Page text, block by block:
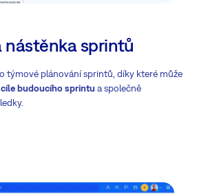
nástěnka sprintů
týmové plánování sprintů, díky které může
budoucího sprintu a společně